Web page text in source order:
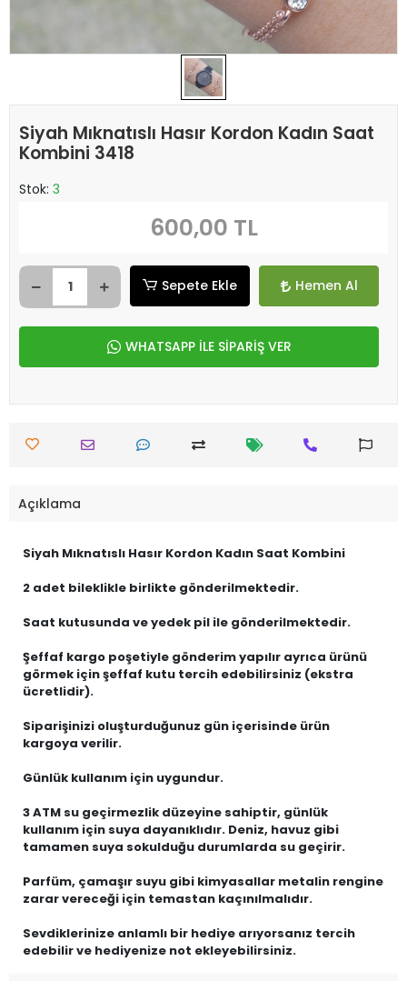
Siyah Mıknatıslı Hasır Kordon Kadın Saat
Kombini 3418
Stok: 3
600,00 TL
Sepete Ekle Hemen Al
WHATSAPP İLE SİPARİŞ VER
Açıklama
Siyah Mıknatıslı Hasır Kordon Kadın Saat Kombini
2 adet bileklikle birlikte gönderilmektedir.
Saat kutusunda ve yedek pil ile gönderilmektedir.
Şeffaf kargo poşetiyle gönderim yapılır ayrıca ürünü
görmek için şeffaf kutu tercih edebilirsiniz (ekstra
ücretlidir).
Siparişinizi oluşturduğunuz gün içerisinde ürün
kargoya verilir.
Günlük kullanım için uygundur.
3 ATM su geçirmezlik düzeyine sahiptir, günlük
kullanım için suya dayanıklıdır. Deniz, havuz gibi
tamamen suya sokulduğu durumlarda su geçirir.
Parfüm, çamaşır suyu gibi kimyasallar metalin rengine
zarar vereceği için temastan kaçınılmalıdır.
Sevdiklerinize anlamlı bir hediye arıyorsanız tercih
edebilir ve hediyenize not ekleyebilirsiniz.